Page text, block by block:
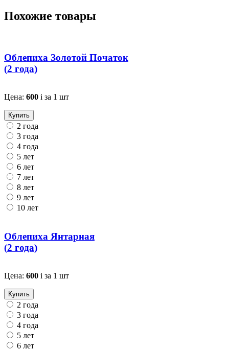
Похожие товары
Облепиха Золотой Початок
(2 года)
Цена: 600 i за 1 шт
Купить
2 года
3 года
4 года
5 лет
6 лет
7 лет
8 лет
9 лет
10 лет
Облепиха Янтарная
(2 года)
Цена: 600 i за 1 шт
Купить
2 года
3 года
4 года
5 лет
6 лет